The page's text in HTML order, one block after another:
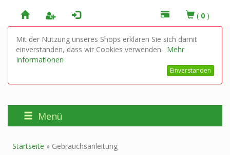
( 0 )
Mit der Nutzung unseres Shops erklären Sie sich damit
einverstanden, dass wir Cookies verwenden. Mehr
Informationen
Einverstanden
Menü
Startseite » Gebrauchsanleitung